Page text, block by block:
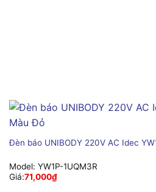
Đèn báo UNIBODY 220V AC Idec
Model: YW1P-1UQM3R
Giá:71,000₫